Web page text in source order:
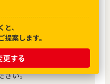
、
案します。
更する